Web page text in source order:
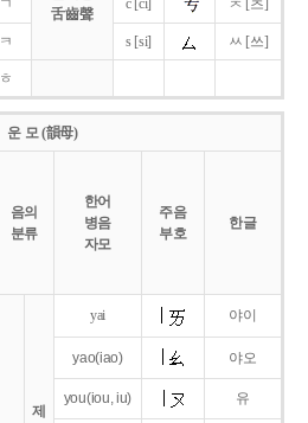
舌齒聲
ㄱ c [ci] ㅊ [츠]
ㅋ s [si] ㅆ [쓰]
ㅎ
운 모 (韻母)
음의
분류
한어
병음
자모
주음
부호
한글
제
yai 야이
yao(iao) 야오
you(iou,iu) 유